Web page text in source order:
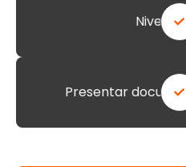
Nivel
Presentar